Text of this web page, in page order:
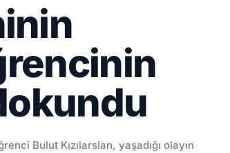
Bulut Kızılarslan, yaşadığı olayın